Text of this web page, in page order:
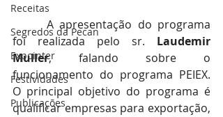
Receitas
Segredos da Pecan
Expointer
Festividades
Publicações
foi realizada pelo sr. Laudemir
Muller, falando sobre o
funcionamento do programa PEIEX.
O principal objetivo do programa é
qualificar empresas para exportação,